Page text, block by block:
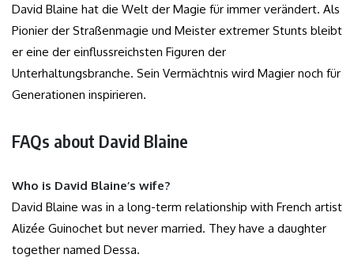
David Blaine hat die Welt der Magie für immer verändert. Als
Pionier der Straßenmagie und Meister extremer Stunts bleibt
er eine der einflussreichsten Figuren der
Unterhaltungsbranche. Sein Vermächtnis wird Magier noch für
Generationen inspirieren.
FAQs about David Blaine
Who is David Blaine’s wife?
David Blaine was in a long-term relationship with French artist
Alizée Guinochet but never married. They have a daughter
together named Dessa.